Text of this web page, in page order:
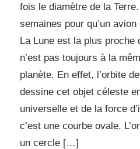
fois le diamètre de la
semaines pour qu’un
La Lune est la plus proche
n’est pas toujours à la
planète. En effet, l’orbite
dessine cet objet céleste
universelle et de la force
c’est une courbe ovale.
un cercle […]